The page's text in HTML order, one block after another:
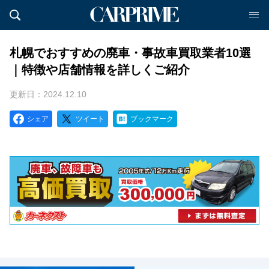
札幌でおすすめの廃車・事故車買取業者10選
｜特徴や店舗情報を詳しくご紹介
更新日：2024.12.10
シェア ツイート ブックマーク